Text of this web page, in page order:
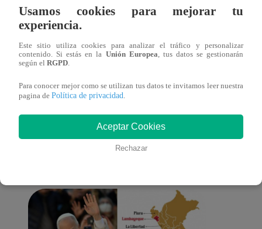
Alianza Lima: así anunció a Sergio Peña
como nuevo fichaje para el Torneo
Clausura 2025
También te puede
interesar
Usamos cookies para mejorar tu
experiencia.
Este sitio utiliza cookies para analizar el tráfico y personalizar
contenido. Si estás en la Unión Europea , tus datos se gestionarán
según el RGPD
Para conocer mejor como se utilizan tus datos te invitamos leer nuestra
pagina de Política de privacidad
Aceptar Cookies
Rechazar